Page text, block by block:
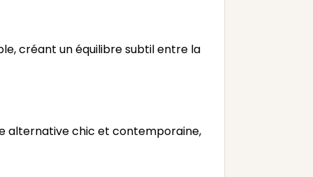
créant un équilibre subtil entre la
alternative chic et contemporaine,